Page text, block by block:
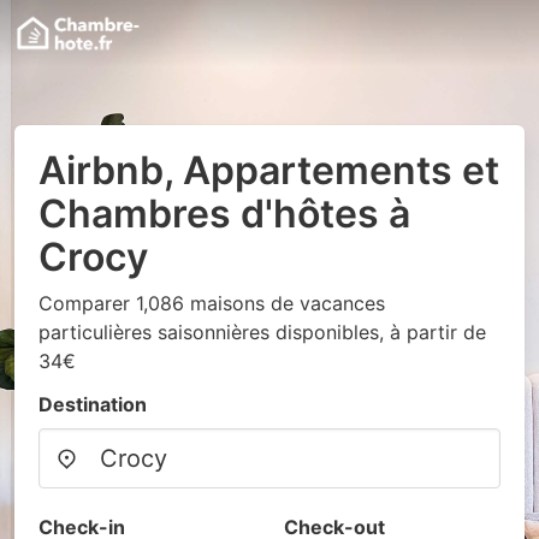
Airbnb, Appartements et
Chambres d'hôtes à
Crocy
Comparer 1,086 maisons de vacances
particulières saisonnières disponibles, à partir de
34€
Destination
Check-in Check-out